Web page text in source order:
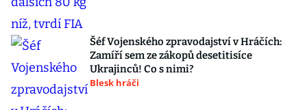
Šéf Vojenského zpravodajství v Hráčích:
Zamíří sem ze zákopů desetitisíce
Ukrajinců! Co s nimi?
Blesk hráči